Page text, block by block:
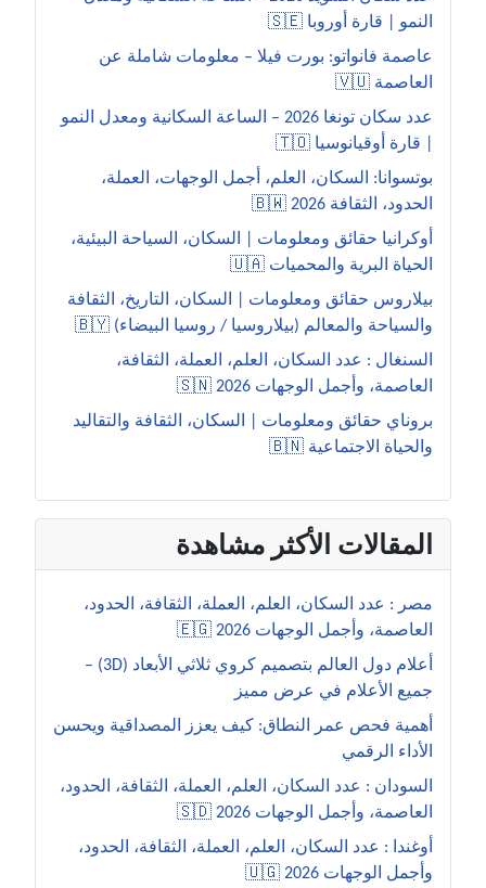
النمو | قارة أوروبا 🇸🇪
عاصمة فانواتو: بورت فيلا – معلومات شاملة عن
العاصمة 🇻🇺
عدد سكان تونغا 2026 – الساعة السكانية ومعدل النمو
| قارة أوقيانوسيا 🇹🇴
بوتسوانا: السكان، العلم، أجمل الوجهات، العملة،
الحدود، الثقافة 2026 🇧🇼
أوكرانيا حقائق ومعلومات | السكان، السياحة البيئية،
الحياة البرية والمحميات 🇺🇦
بيلاروس حقائق ومعلومات | السكان، التاريخ، الثقافة
والسياحة والمعالم (بيلاروسيا / روسيا البيضاء) 🇧🇾
السنغال : عدد السكان، العلم، العملة، الثقافة،
العاصمة، وأجمل الوجهات 2026 🇸🇳
بروناي حقائق ومعلومات | السكان، الثقافة والتقاليد
والحياة الاجتماعية 🇧🇳
المقالات الأكثر مشاهدة
مصر : عدد السكان، العلم، العملة، الثقافة، الحدود،
العاصمة، وأجمل الوجهات 2026 🇪🇬
أعلام دول العالم بتصميم كروي ثلاثي الأبعاد (3D) –
جميع الأعلام في عرض مميز
أهمية فحص عمر النطاق: كيف يعزز المصداقية ويحسن
الأداء الرقمي
السودان : عدد السكان، العلم، العملة، الثقافة، الحدود،
العاصمة، وأجمل الوجهات 2026 🇸🇩
أوغندا : عدد السكان، العلم، العملة، الثقافة، الحدود،
وأجمل الوجهات 2026 🇺🇬